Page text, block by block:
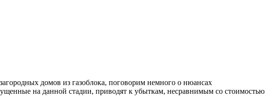
домов из газоблока, поговорим немного о нюансах
на данной стадии, приводят к убыткам, несравнимым со стоимостью